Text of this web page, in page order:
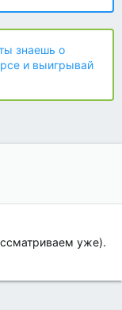
знаешь о
и выигрывай
уже).